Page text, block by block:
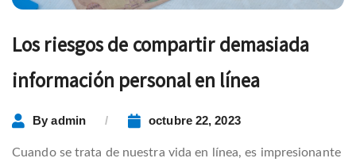
Los riesgos de compartir demasiada
información personal en línea
Byadmin octubre 22, 2023
Cuando se trata de nuestra vida en línea, es impresionante